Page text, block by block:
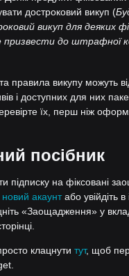
достроковий викуп (
викуп для деяких
до штрафної
правила викупу можуть
і доступних для них
їх, перш ніж
посібник
підписку на фіксовані
новий акаунтабо увійдіть в
«Заощадження» у
клацнути тут, щоб